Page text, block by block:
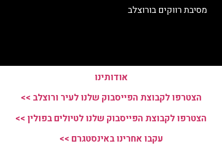
מסיבת רווקים בורוצלב
אודותינו
הצטרפו לקבוצת הפייסבוק שלנו לעיר ורוצלב >>
הצטרפו לקבוצת הפייסבוק שלנו לטיולים בפולין >>
עקבו אחרינו באינסטגרם >>